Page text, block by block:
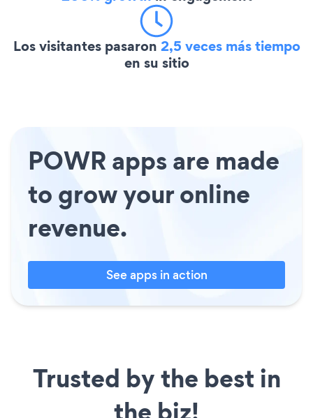
Los visitantes pasaron 2,5 veces más tiempo
en su sitio
POWR apps are made
to grow your online
revenue.
See apps in action
Trusted by the best in